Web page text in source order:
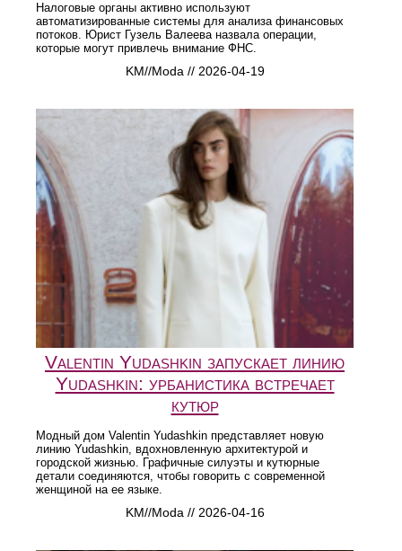
Налоговые органы активно используют
автоматизированные системы для анализа финансовых
потоков. Юрист Гузель Валеева назвала операции,
которые могут привлечь внимание ФНС.
KM//Moda // 2026-04-19
Valentin Yudashkin запускает линию
Yudashkin: урбанистика встречает
кутюр
Модный дом Valentin Yudashkin представляет новую
линию Yudashkin, вдохновленную архитектурой и
городской жизнью. Графичные силуэты и кутюрные
детали соединяются, чтобы говорить с современной
женщиной на ее языке.
KM//Moda // 2026-04-16